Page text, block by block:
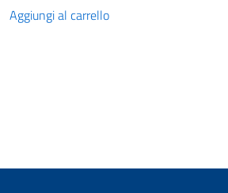
Aggiungi al carrello